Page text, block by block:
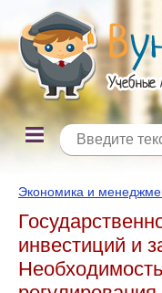
Экономика и
инвестиций и